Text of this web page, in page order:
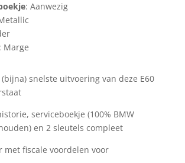
: Aanwezig
Marge
snelste uitvoering van deze E60
serviceboekje (100% BMW
en 2 sleutels compleet
met fiscale voordelen voor